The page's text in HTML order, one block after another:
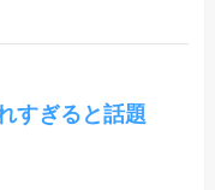
すぎると話題